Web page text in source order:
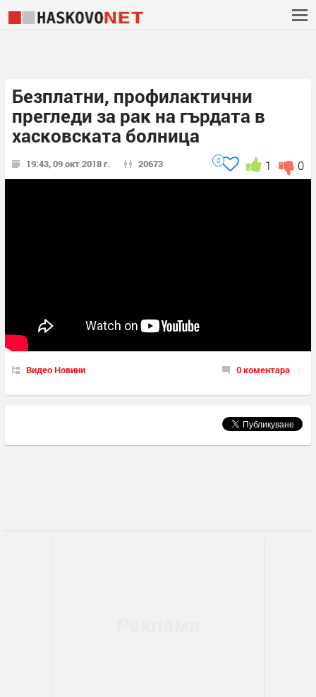
Безплатни, профилактични
прегледи за рак на гърдата в
хасковската болница
19:43, 09 окт 2018 г. 20673 0
1
0
Видео Новини 0 коментара